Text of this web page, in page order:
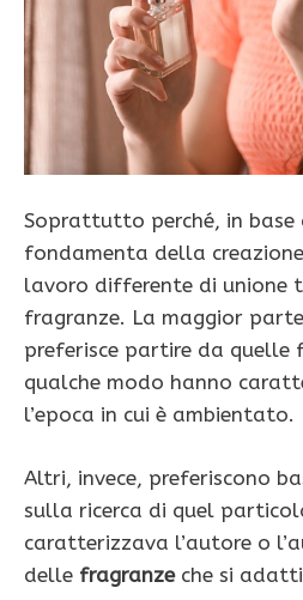
Soprattutto perché, in base
fondamenta della
lavoro differente di unione
fragranze. La maggior
preferisce partire da quelle
qualche modo hanno
l’epoca in cui è ambientato.
Altri, invece, preferiscono
sulla ricerca di quel
caratterizzava l’autore o
delle fragranzeche si